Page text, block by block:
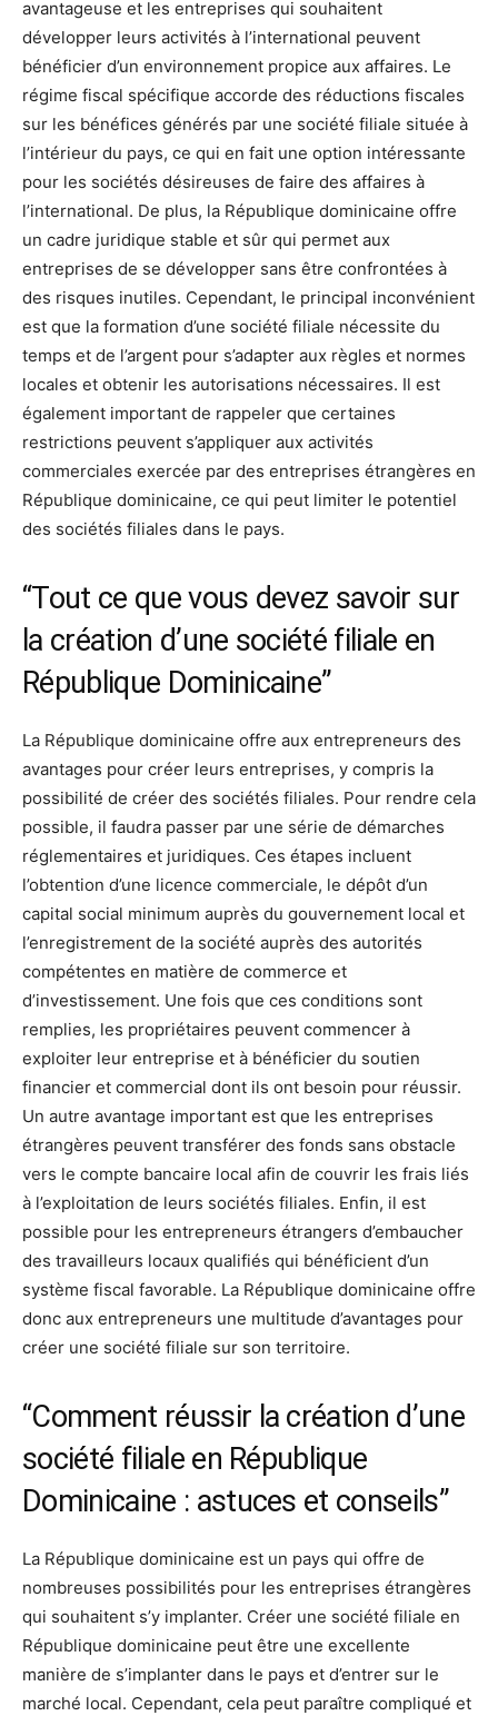
avantageuse et les entreprises qui souhaitent
développer leurs activités à l’international peuvent
bénéficier d’un environnement propice aux affaires. Le
régime fiscal spécifique accorde des réductions fiscales
sur les bénéfices générés par une société filiale située à
l’intérieur du pays, ce qui en fait une option intéressante
pour les sociétés désireuses de faire des affaires à
l’international. De plus, la République dominicaine offre
un cadre juridique stable et sûr qui permet aux
entreprises de se développer sans être confrontées à
des risques inutiles. Cependant, le principal inconvénient
est que la formation d’une société filiale nécessite du
temps et de l’argent pour s’adapter aux règles et normes
locales et obtenir les autorisations nécessaires. Il est
également important de rappeler que certaines
restrictions peuvent s’appliquer aux activités
commerciales exercée par des entreprises étrangères en
République dominicaine, ce qui peut limiter le potentiel
des sociétés filiales dans le pays.
“Tout ce que vous devez savoir sur
la création d’une société filiale en
République Dominicaine”
La République dominicaine offre aux entrepreneurs des
avantages pour créer leurs entreprises, y compris la
possibilité de créer des sociétés filiales. Pour rendre cela
possible, il faudra passer par une série de démarches
réglementaires et juridiques. Ces étapes incluent
l’obtention d’une licence commerciale, le dépôt d’un
capital social minimum auprès du gouvernement local et
l’enregistrement de la société auprès des autorités
compétentes en matière de commerce et
d’investissement. Une fois que ces conditions sont
remplies, les propriétaires peuvent commencer à
exploiter leur entreprise et à bénéficier du soutien
financier et commercial dont ils ont besoin pour réussir.
Un autre avantage important est que les entreprises
étrangères peuvent transférer des fonds sans obstacle
vers le compte bancaire local afin de couvrir les frais liés
à l’exploitation de leurs sociétés filiales. Enfin, il est
possible pour les entrepreneurs étrangers d’embaucher
des travailleurs locaux qualifiés qui bénéficient d’un
système fiscal favorable. La République dominicaine offre
donc aux entrepreneurs une multitude d’avantages pour
créer une société filiale sur son territoire.
“Comment réussir la création d’une
société filiale en République
Dominicaine : astuces et conseils”
La République dominicaine est un pays qui offre de
nombreuses possibilités pour les entreprises étrangères
qui souhaitent s’y implanter. Créer une société filiale en
République dominicaine peut être une excellente
manière de s’implanter dans le pays et d’entrer sur le
marché local. Cependant, cela peut paraître compliqué et